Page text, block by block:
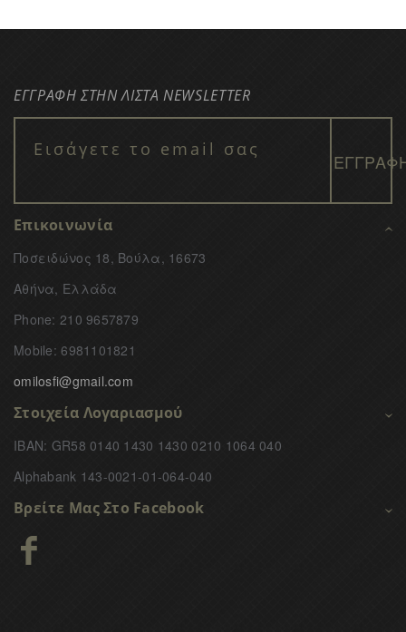
ΕΓΓΡΑΦΗ ΣΤΗΝ ΛΙΣΤΑ NEWSLETTER
Επικοινωνία
Ποσειδώνος 18, Βούλα, 16673
Αθήνα, Ελλάδα
Phone: 210 9657879
Mobile: 6981101821
omilosfi@gmail.com
Στοιχεία Λογαριασμού
IBAN: GR58 0140 1430 1430 0210 1064 040
Alphabank 143-0021-01-064-040
Βρείτε Μας Στο Facebook